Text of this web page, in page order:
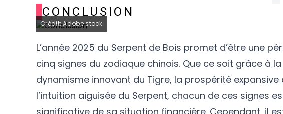
CONCLUSION
Crédit: Adobe stock
L’année 2025 du Serpent de Bois promet d’être une
cinq signes du zodiaque chinois. Que ce soit grâce à
dynamisme innovant du Tigre, la prospérité
l’intuition aiguisée du Serpent, chacun de ces signes